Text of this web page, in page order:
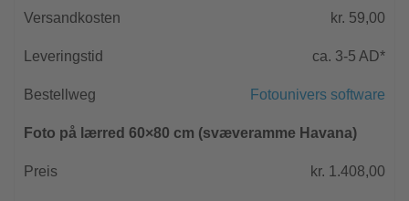
kr. 59,00
ca. 3-5 AD*
Fotounivers software
Foto på lærred 60×80 cm (svæveramme Havana)
kr. 1.408,00